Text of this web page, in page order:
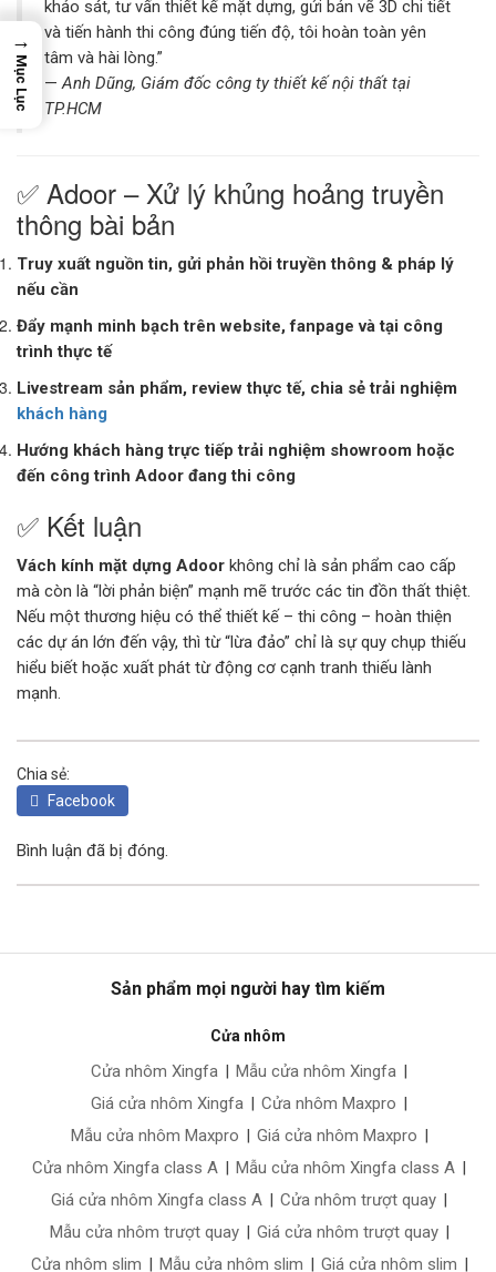
khảo sát, tư vấn thiết kế mặt dựng, gửi bản vẽ 3D chi tiết
và tiến hành thi công đúng tiến độ, tôi hoàn toàn yên
tâm và hài lòng.”
—Anh Dũng, Giám đốc công ty thiết kế nội thất tại
TP.HCM
✅ Adoor – Xử lý khủng hoảng truyền
thông bài bản
Truy xuất nguồn tin, gửi phản hồi truyền thông & pháp lý
nếu cần
Đẩy mạnh minh bạch trên website, fanpage và tại công
trình thực tế
Livestream sản phẩm, review thực tế, chia sẻ trải nghiệm
khách hàng
Hướng khách hàng trực tiếp trải nghiệm showroom hoặc
đến công trình Adoor đang thi công
✅ Kết luận
Vách kính mặt dựng Adoor không chỉ là sản phẩm cao cấp
mà còn là “lời phản biện” mạnh mẽ trước các tin đồn thất thiệt.
Nếu một thương hiệu có thể thiết kế – thi công – hoàn thiện
các dự án lớn đến vậy, thì từ “lừa đảo” chỉ là sự quy chụp thiếu
hiểu biết hoặc xuất phát từ động cơ cạnh tranh thiếu lành
mạnh.
Chia sẻ:
Facebook
Bình luận đã bị đóng.
Sản phẩm mọi người hay tìm kiếm
Cửa nhôm
Cửa nhôm Xingfa | Mẫu cửa nhôm Xingfa |
Giá cửa nhôm Xingfa | Cửa nhôm Maxpro |
Mẫu cửa nhôm Maxpro | Giá cửa nhôm Maxpro |
Cửa nhôm Xingfa class A | Mẫu cửa nhôm Xingfa class A |
Giá cửa nhôm Xingfa class A | Cửa nhôm trượt quay |
Mẫu cửa nhôm trượt quay | Giá cửa nhôm trượt quay |
Cửa nhôm slim | Mẫu cửa nhôm slim | Giá cửa nhôm slim |
→
Mục Lục